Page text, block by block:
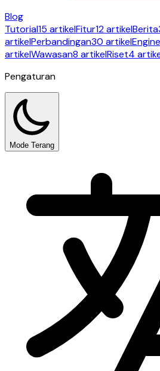
Blog
Tutorial15 artikelFitur12 artikelBerita
artikelPerbandingan30 artikel
artikelWawasan8 artikelRiset4
Pengaturan
Mode Terang